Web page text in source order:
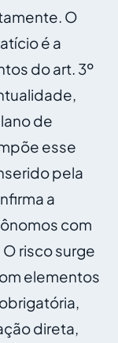
O
é a
do art. 3º
de
esse
pela
a
com
risco surge
elementos
direta,